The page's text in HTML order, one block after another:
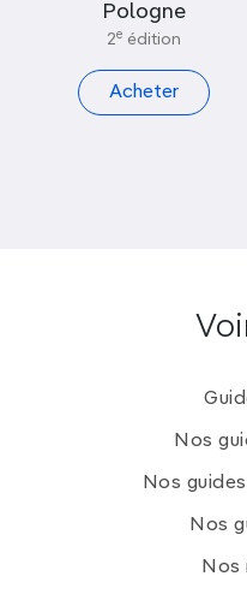
Pologne
2e édition
Acheter
Nos
Nos
Nos
Nos